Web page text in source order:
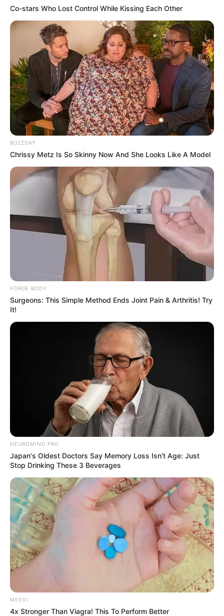
ไพ่ประจำวันของท่าน คือ ไพ่ซ่อนเร้น
วันนี้ระวังปัญหาเรื่องความรัก บางคู่จะจับได้ว่าคู่รัก
นอกใจ การเงินมีเกณฑ์ได้มาจากการเสี่ยงโชค หรือ
พนัน การทำงานค่อนข้างอึดอัด ถูกจับตามองจากคน
รอบข้าง สุขภาพระวังเจ็บป่วยไม่สบายเพราะ
ความเครียด
คนวันอังคาร
ไพ่ประจำวันของท่าน คือ ไพ่สังคม
วันนี้ชีพจรลงเท้ามีเกณฑ์เดินทางเกิดขึ้น การทำงาน
มีเกณฑ์พบเจอสังคมใหม่ๆ มีการอบรม หรือสัมมนา
ใครทำงานด้านออนไลน์จะไปได้ด้วยดี บางท่านอาจ
พบงานจากช่องทางออนไลน์ การเงินเสียไปกับภาษี
สังคม
ไพ่ประจำวันของท่าน คือ ไพ่จากลา
วันนี้ต้องระวังเรื่องโรคระบาด เลี่ยงในการอยู่ในพื้นที่
แออัด ด้านการเงินงดลงทุน หรือให้กู้ยืม มีเกณฑ์เสีย
เงินเพราะความใจดี การงานต้องแบกรับภาระงาน
แทนคนอื่น งานส่วนตัวเจอปัญหาลูกน้องมาขอลา
ออกกะทันหัน
คนวันพฤหัสบดี
ไพ่ประจำวันของท่าน คือ ไพ่กิเลส
วันนี้กิเลสและตัณหาในใจตนจะนำปัญหามาให้ บาง
ท่านลุ่มหลงในความรักจรเสียเงินทองทรัพย์สิน
มากมาย งดนำเงินลงทุนเพื่อหวังรวยทางลัด การ
ทำงานคิดมาก ต้องเรียงลำดับความสำคัญให้ดี ภาระ
รับผิดชอบมาก
คนวันศุกร์
ไพ่ประจำวันของท่าน คือ ไพ่กรรมกำหนด
Co-stars Who Lost Control While Kissing Each Other
BUZZDAY
Chrissy Metz Is So Skinny Now And She Looks Like A Model
FORGE BODY
Surgeons: This Simple Method Ends Joint Pain & Arthritis! Try
It!
NEUROMIND PRO
Japan's Oldest Doctors Say Memory Loss Isn't Age: Just
Stop Drinking These 3 Beverages
MEDVI
4x Stronger Than Viagra! This To Perform Better